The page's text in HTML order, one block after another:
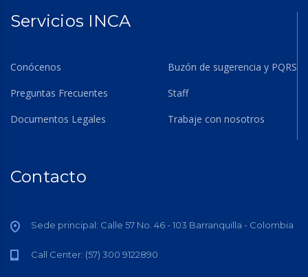
Servicios INCA
Conócenos
Buzón de sugerencia y PQRS
Preguntas Frecuentes
Staff
Documentos Legales
Trabaje con nosotros
Contacto
Sede principal: Calle 57 No. 46 - 103 Barranquilla - Colombia
Call Center: (57) 300 9122890